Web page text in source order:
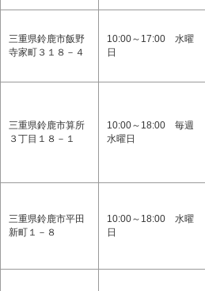
三重県鈴鹿市飯野
寺家町３１８－４
10:00～17:00 水曜
日
三重県鈴鹿市算所
３丁目１８－１
10:00～18:00 毎週
水曜日
三重県鈴鹿市平田
新町１－８
10:00～18:00 水曜
日